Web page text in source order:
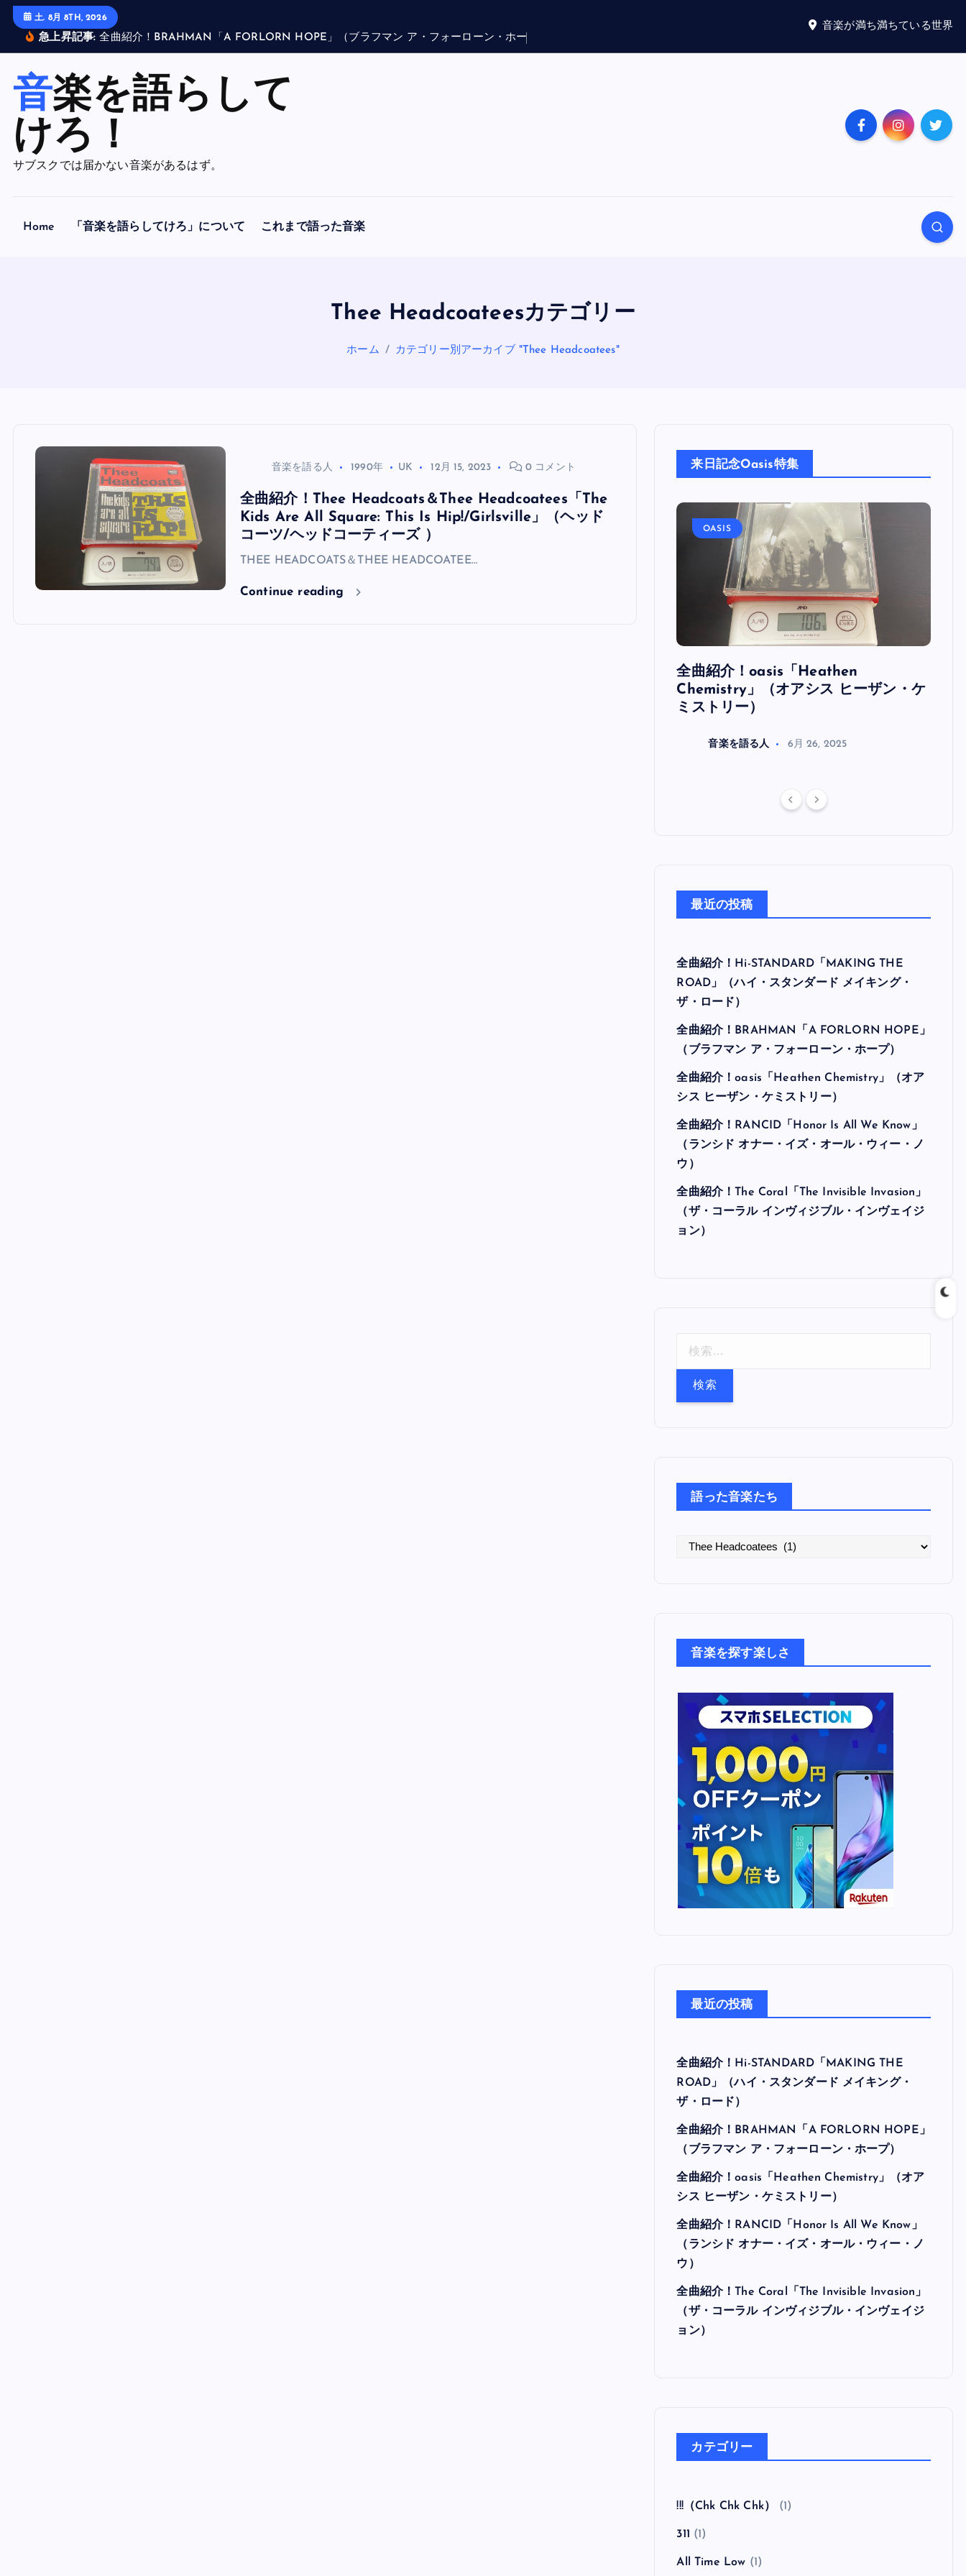
土. 8月 8TH, 2026
急上昇記事: 全 曲 紹介 ！ BRAHMAN 「 A FORLORN HOPE 」 （ ブ ラ フ マ ン ア ・ フ ォ ー ロ ー ン ・ホー
音楽が満ち満ちている世界
音楽を語らして
けろ！
サブスクでは届かない音楽があるはず。
Home 「音楽を語らしてけろ」について これまで語った音楽
Thee Headcoateesカテゴリー
ホーム カテゴリー別アーカイブ "Thee Headcoatees"
音楽を語る人 1990年 UK 12月 15, 2023 0 コメント
全曲紹介！Thee Headcoats＆Thee Headcoatees「The
Kids Are All Square: This Is Hip!/Girlsville」（ヘッド
コーツ/ヘッドコーティーズ ）
THEE HEADCOATS＆THEE HEADCOATEE…
Continue reading
来日記念Oasis特集
OASIS
全曲紹介！oasis「Heathen
Chemistry」（オアシス ヒーザン・ケ
ミストリー）
音楽を語る人 6月 26, 2025
最近の投稿
全曲紹介！Hi-STANDARD「MAKING THE
ROAD」（ハイ・スタンダード メイキング・
ザ・ロード）
全曲紹介！BRAHMAN「A FORLORN HOPE」
（ブラフマン ア・フォーローン・ホープ）
全曲紹介！oasis「Heathen Chemistry」（オア
シス ヒーザン・ケミストリー）
全曲紹介！RANCID「Honor Is All We Know」
（ランシド オナー・イズ・オール・ウィー・ノ
ウ）
全曲紹介！The Coral「The Invisible Invasion」
（ザ・コーラル インヴィジブル・インヴェイジ
ョン）
語った音楽たち
た
音楽を探す楽しさ
最近の投稿
全曲紹介！Hi-STANDARD「MAKING THE
ROAD」（ハイ・スタンダード メイキング・
ザ・ロード）
全曲紹介！BRAHMAN「A FORLORN HOPE」
（ブラフマン ア・フォーローン・ホープ）
全曲紹介！oasis「Heathen Chemistry」（オア
シス ヒーザン・ケミストリー）
全曲紹介！RANCID「Honor Is All We Know」
（ランシド オナー・イズ・オール・ウィー・ノ
ウ）
全曲紹介！The Coral「The Invisible Invasion」
（ザ・コーラル インヴィジブル・インヴェイジ
ョン）
カテゴリー
!!!（Chk Chk Chk） (1)
311 (1)
All Time Low (1)